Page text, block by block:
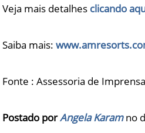
Veja mais detalhes clicando
​Saiba mais:
​Fonte : Assessoria de Imprensa​
Postado porAngela Karamno